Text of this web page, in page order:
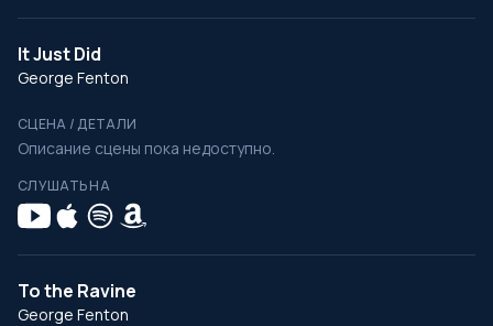
It Just Did
George Fenton
СЦЕНА / ДЕТАЛИ
Описание сцены пока недоступно.
СЛУШАТЬ НА
To the Ravine
George Fenton